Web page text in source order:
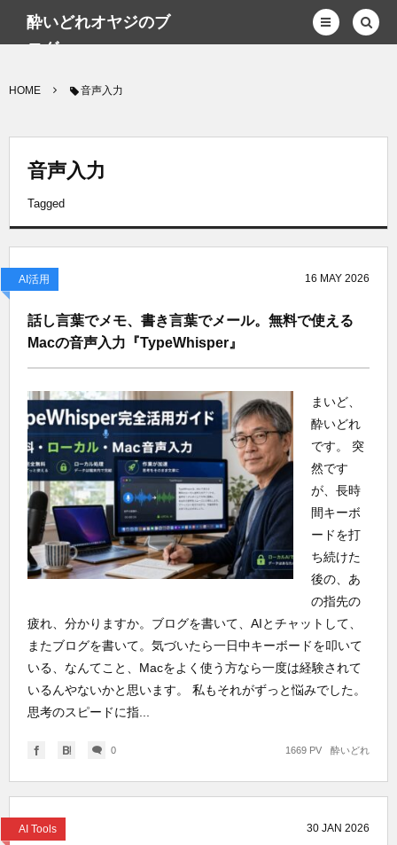
酔いどれオヤジのブ
ログwp
HOME 音声入力
音声入力
Tagged
AI活用 16 MAY 2026
話し言葉でメモ、書き言葉でメール。無料で使える
Macの音声入力『TypeWhisper』
まいど、
酔いどれ
です。 突
然です
が、長時
間キーボ
ードを打
ち続けた
後の、あ
の指先の
疲れ、分かりますか。ブログを書いて、AIとチャットして、
またブログを書いて。気づいたら一日中キーボードを叩いて
いる、なんてこと、Macをよく使う方なら一度は経験されて
いるんやないかと思います。 私もそれがずっと悩みでした。
思考のスピードに指...
0 酔いどれ
1669 PV
AI Tools 30 JAN 2026